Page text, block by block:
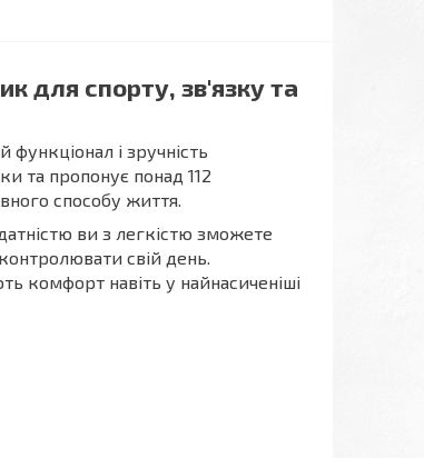
для спорту, зв'язку та
і зручність
та пропонує понад 112
способу життя.
ви з легкістю зможете
свій день.
комфорт навіть у найнасиченіші